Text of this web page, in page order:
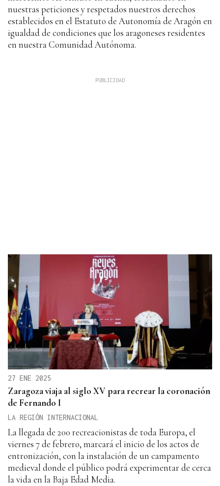
nuestras peticiones y respetados nuestros derechos
establecidos en el Estatuto de Autonomía de Aragón en
igualdad de condiciones que los aragoneses residentes
en nuestra Comunidad Autónoma.
27 ENE 2025
Zaragoza viaja al siglo XV para recrear la coronación
de Fernando I
LA REGIÓN INTERNACIONAL
La llegada de 200 recreacionistas de toda Europa, el
viernes 7 de febrero, marcará el inicio de los actos de
entronización, con la instalación de un campamento
medieval donde el público podrá experimentar de cerca
la vida en la Baja Edad Media.